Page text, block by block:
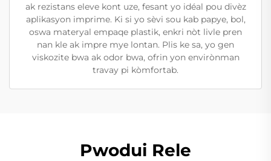
ak rezistans eleve kont uze, fesant yo idéal pou divèz
aplikasyon imprime. Ki si yo sèvi sou kab papye, bol,
oswa materyal empaqe plastik, enkri nòt livle pren
nan kle ak impre mye lontan. Plis ke sa, yo gen
viskozite bwa ak odor bwa, ofrin yon envirònman
travay pi kòmfortab.
Pwodui Rele